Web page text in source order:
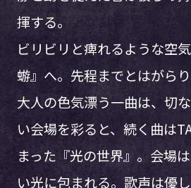
揮する。
ビリビリと痺れるような空
蝣』へ。先程までとはがら
大人の色気漂う一曲は、切
い会場を彩ると、続く曲は
まった『光の世界』。会場
い光に包まれる。歌声は優